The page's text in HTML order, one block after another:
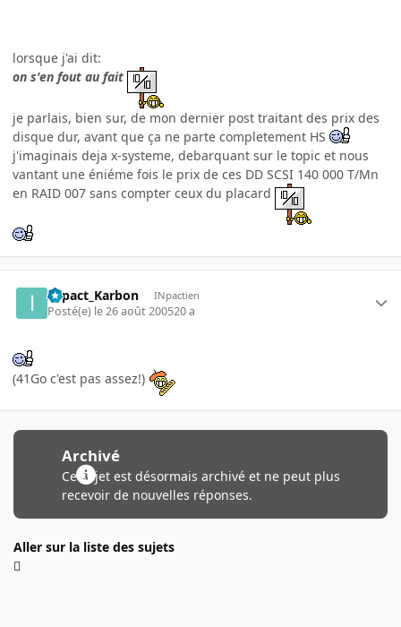
lorsque j'ai dit:
on s'en fout au fait
je parlais, bien sur, de mon dernier post traitant des prix des
disque dur, avant que ça ne parte completement HS
j'imaginais deja x-systeme, debarquant sur le topic et nous
vantant une éniéme fois le prix de ces DD SCSI 140 000 T/Mn
en RAID 007 sans compter ceux du placard
INpact_Karbon INpactien
Posté(e) le 26 août 200520 a
(41Go c'est pas assez!)
Archivé
Ce sujet est désormais archivé et ne peut plus
recevoir de nouvelles réponses.
Aller sur la liste des sujets